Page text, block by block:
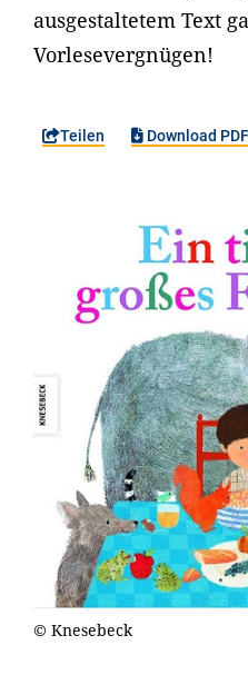
ausgestaltetem Text
Vorlesevergnügen!
Teilen Download PDF
© Knesebeck